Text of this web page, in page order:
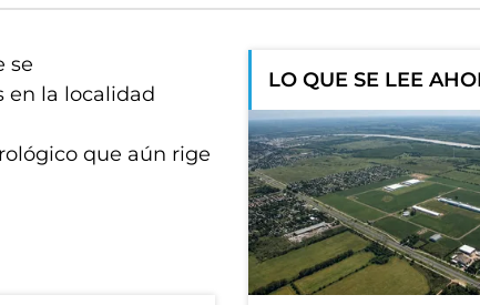
se
en la localidad
que aún rige
LO QUE SE LEE